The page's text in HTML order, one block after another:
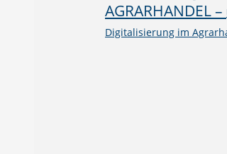
AGRARHANDEL–
Digitalisierung im